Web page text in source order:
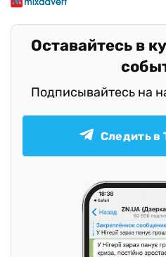
Оставайтесь в
Подписывайтесь на
Следить в